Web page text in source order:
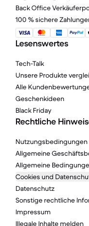
Back Office
100 % sichere
Lesenswertes
Tech-Talk
Unsere Produkte
Alle
Geschenkideen
Black Friday
Rechtliche
Nutzungsbedingungen
Allgemeine
Allgemeine
Cookies und
Datenschutz
Sonstige rechtliche
Impressum
Illegale Inhalte melden